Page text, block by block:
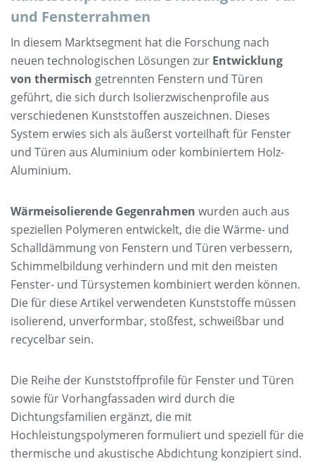
und Fensterrahmen
In diesem Marktsegment hat die Forschung nach
neuen technologischen Lösungen zur Entwicklung
von thermisch getrennten Fenstern und Türen
geführt, die sich durch Isolierzwischenprofile aus
verschiedenen Kunststoffen auszeichnen. Dieses
System erwies sich als äußerst vorteilhaft für Fenster
und Türen aus Aluminium oder kombiniertem Holz-
Aluminium.
Wärmeisolierende Gegenrahmen wurden auch aus
speziellen Polymeren entwickelt, die die Wärme- und
Schalldämmung von Fenstern und Türen verbessern,
Schimmelbildung verhindern und mit den meisten
Fenster- und Türsystemen kombiniert werden können.
Die für diese Artikel verwendeten Kunststoffe müssen
isolierend, unverformbar, stoßfest, schweißbar und
recycelbar sein.
Die Reihe der Kunststoffprofile für Fenster und Türen
sowie für Vorhangfassaden wird durch die
Dichtungsfamilien ergänzt, die mit
Hochleistungspolymeren formuliert und speziell für die
thermische und akustische Abdichtung konzipiert sind.